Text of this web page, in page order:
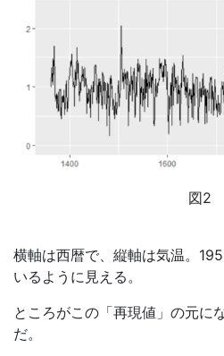
図2
横軸は西暦で、縦軸は気温。
いるように見える。
ところがこの「再現値」の元に
だ。